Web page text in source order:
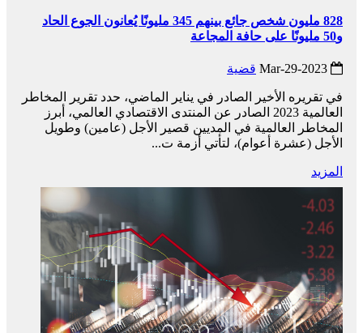
828 مليون شخص جائع بينهم 345 مليونًا يُعانون الجوع الحاد
و50 مليونًا على حافة المجاعة
قضية
في تقريره الأخير الصادر في يناير الماضي، حدد تقرير المخاطر
العالمية 2023 الصادر عن المنتدى الاقتصادي العالمي، أبرز
المخاطر العالمية في المديين قصير الأجل (عامين) وطويل
الأجل (عشرة أعوام)، لتأتي أزمة ت...
المزيد